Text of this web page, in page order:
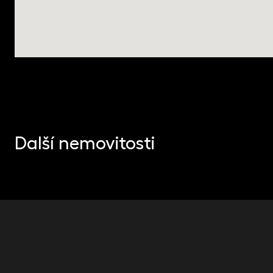
Další nemovitosti
Portfolio logistiky v Polsku